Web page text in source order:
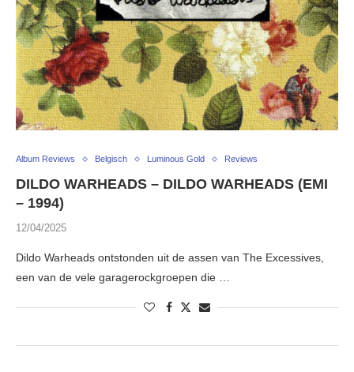
Album Reviews Belgisch Luminous Gold Reviews
DILDO WARHEADS – DILDO WARHEADS (EMI
– 1994)
12/04/2025
Dildo Warheads ontstonden uit de assen van The Excessives,
een van de vele garagerockgroepen die …